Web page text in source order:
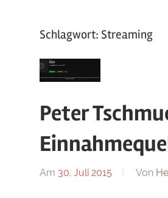
Schlagwort: Streaming
Peter
Am 30. Juli 2015 Von